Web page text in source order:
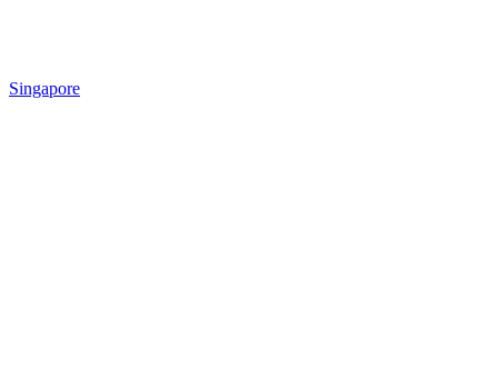
Singapore